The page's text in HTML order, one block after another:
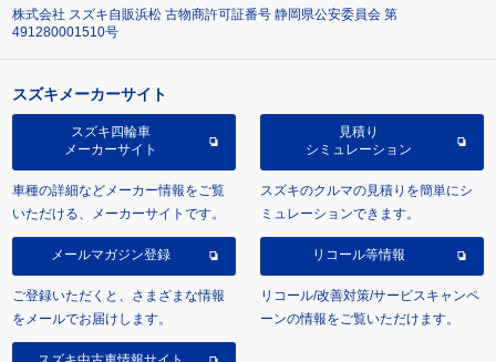
株式会社 スズキ自販浜松 古物商許可証番号 静岡県公安委員会 第
491280001510号
スズキメーカーサイト
スズキ四輪車
メーカーサイト
車種の詳細などメーカー情報をご覧
いただける、メーカーサイトです。
見積り
シミュレーション
スズキのクルマの見積りを簡単にシ
ミュレーションできます。
メールマガジン登録
ご登録いただくと、さまざまな情報
をメールでお届けします。
リコール等情報
リコール/改善対策/サービスキャンペ
ーンの情報をご覧いただけます。